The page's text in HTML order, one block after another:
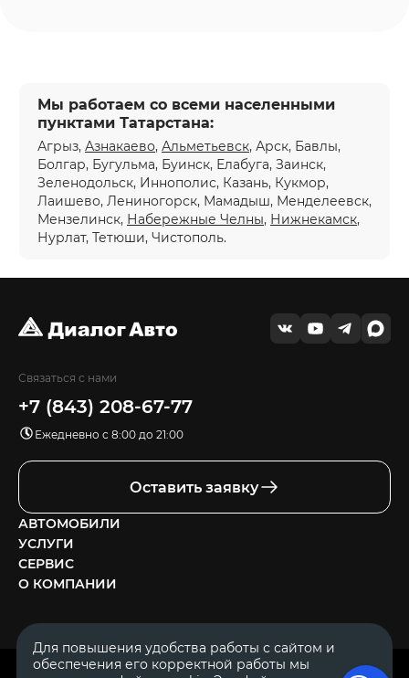
Мы работаем со всеми населенными
пунктами Татарстана:
Агрыз, Азнакаево, Альметьевск, Арск, Бавлы,
Болгар, Бугульма, Буинск, Елабуга, Заинск,
Зеленодольск, Иннополис, Казань, Кукмор,
Лаишево, Лениногорск, Мамадыш, Менделеевск,
Мензелинск, Набережные Челны, Нижнекамск,
Нурлат, Тетюши, Чистополь.
Связаться с нами
+7 (843) 208-67-77
Ежедневно с 8:00 до 21:00
Оставить заявку
АВТОМОБИЛИ
УСЛУГИ
СЕРВИС
О КОМПАНИИ
Для повышения удобства работы с сайтом и
обеспечения его корректной работы мы